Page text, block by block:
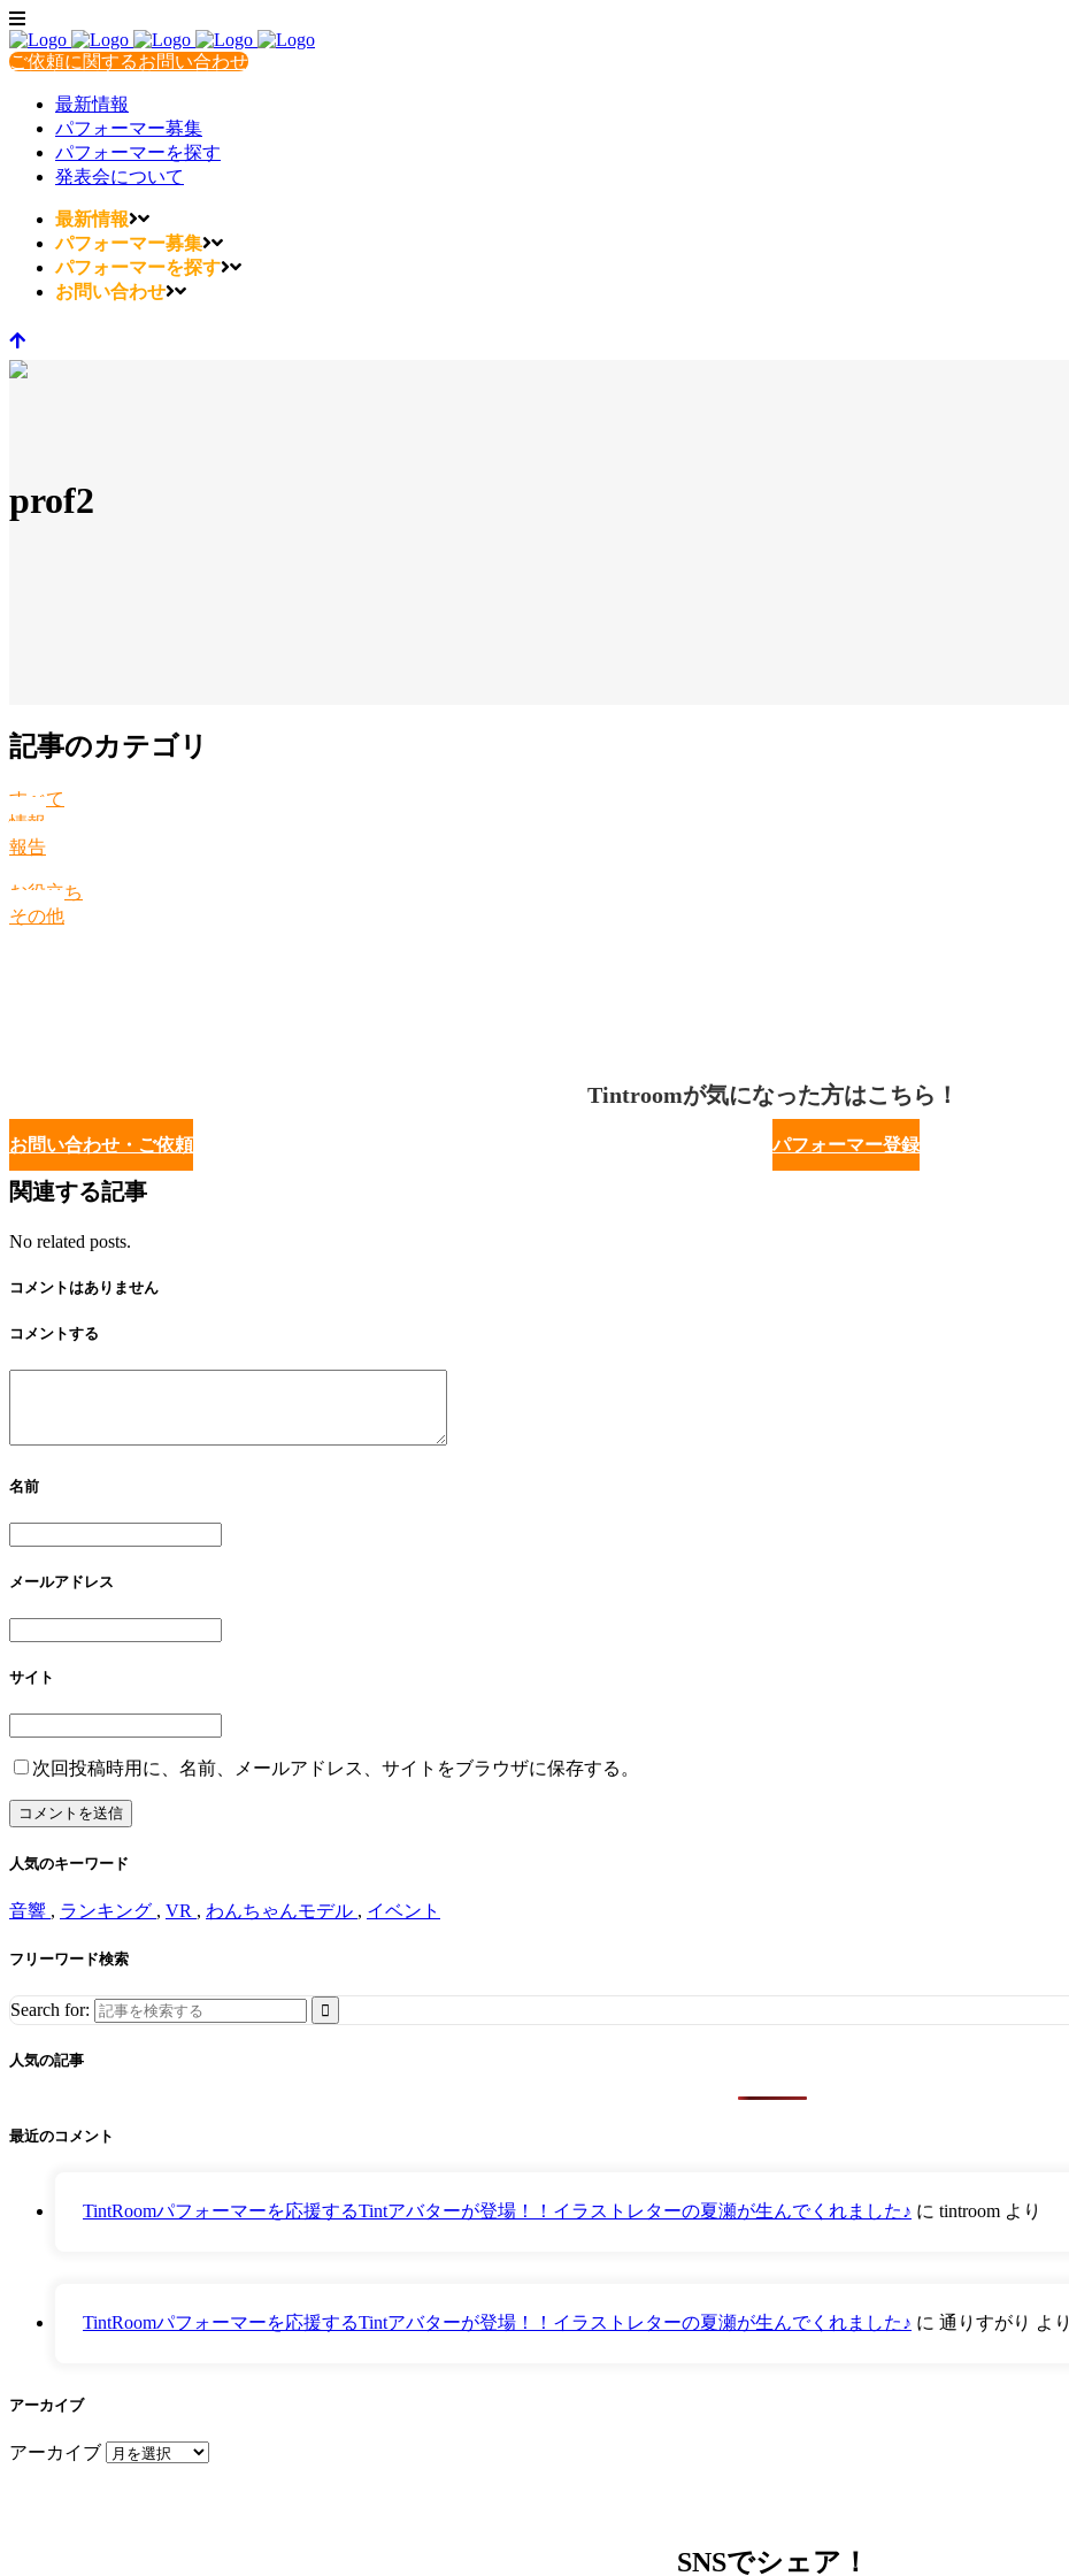
ご依頼に関するお問い合わせ
最新情報
パフォーマー募集
パフォーマーを探す
発表会について
最新情報
パフォーマー募集
パフォーマーを探す
お問い合わせ
prof2
記事のカテゴリ
すべて
情報
報告
お役立ち
その他
Tintroomが気になった方はこちら！
お問い合わせ・ご依頼 パフォーマー登録
関連する記事
No related posts.
コメントはありません
コメントする
名前
メールアドレス
サイト
次回投稿時用に、名前、メールアドレス、サイトをブラウザに保存する。
人気のキーワード
音響 , ランキング , VR , わんちゃんモデル , イベント
フリーワード検索
Search for:
人気の記事
最近のコメント
TintRoomパフォーマーを応援するTintアバターが登場！！イラストレターの夏瀬が生んでくれました♪ に tintroom より
TintRoomパフォーマーを応援するTintアバターが登場！！イラストレターの夏瀬が生んでくれました♪ に 通りすがり より
アーカイブ
アーカイブ
SNSでシェア！